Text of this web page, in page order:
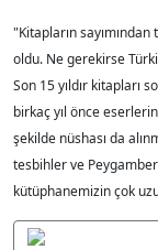
"Kitapların
oldu. Ne gerekirse
Son 15 yıldır kitapları
birkaç yıl önce
şekilde nüshası da
tesbihler ve
kütüphanemizin çok